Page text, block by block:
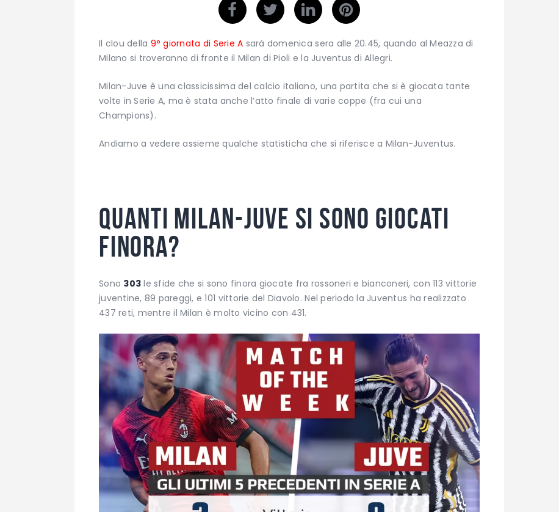
Il clou della 9° giornata di Serie A sarà domenica sera alle 20.45, quando al Meazza di
Milano si troveranno di fronte il Milan di Pioli e la Juventus di Allegri.
Milan-Juve è una classicissima del calcio italiano, una partita che si è giocata tante
volte in Serie A, ma è stata anche l’atto finale di varie coppe (fra cui una
Champions).
Andiamo a vedere assieme qualche statisticha che si riferisce a Milan-Juventus.
Quanti Milan-Juve si sono giocati
finora?
Sono 303 le sfide che si sono finora giocate fra rossoneri e bianconeri, con 113 vittorie
juventine, 89 pareggi, e 101 vittorie del Diavolo. Nel periodo la Juventus ha realizzato
437 reti, mentre il Milan è molto vicino con 431.